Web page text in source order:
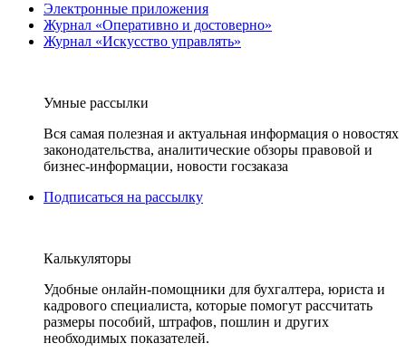
Электронные приложения
Журнал «Оперативно и достоверно»
Журнал «Искусство управлять»
Умные рассылки
Вся самая полезная и актуальная информация о новостях
законодательства, аналитические обзоры правовой и
бизнес-информации, новости госзаказа
Подписаться на рассылку
Калькуляторы
Удобные онлайн-помощники для бухгалтера, юриста и
кадрового специалиста, которые помогут рассчитать
размеры пособий, штрафов, пошлин и других
необходимых показателей.